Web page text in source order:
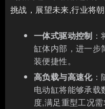
挑战，展望未来,行业将
一体式驱动控制
缸体内部，进一步
装便捷性。
高负载与高速化：
电动缸将能够承载
度,满足重型工况需